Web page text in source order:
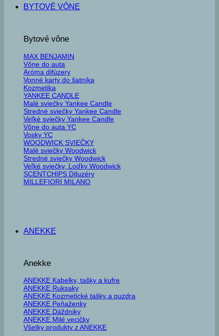
BYTOVÉ VÔNE
Bytové vône
MAX BENJAMIN
Vône do auta
Aróma difúzery
Vonné karty do šatníka
Kozmetika
YANKEE CANDLE
Malé sviečky Yankee Candle
Stredné sviečky Yankee Candle
Veľké sviečky Yankee Candle
Vône do auta YC
Vosky YC
WOODWICK SVIEČKY
Malé sviečky Woodwick
Stredné sviečky Woodwick
Veľké sviečky, Loďky Woodwick
SCENTCHIPS Difuzéry
MILLEFIORI MILANO
ANEKKE
Anekke
ANEKKE Kabelky, tašky a kufre
ANEKKE Ruksaky
ANEKKE Kozmetické tašky a puzdra
ANEKKE Peňaženky
ANEKKE Dáždniky
ANEKKE Milé vecičky
Všetky produkty z ANEKKE